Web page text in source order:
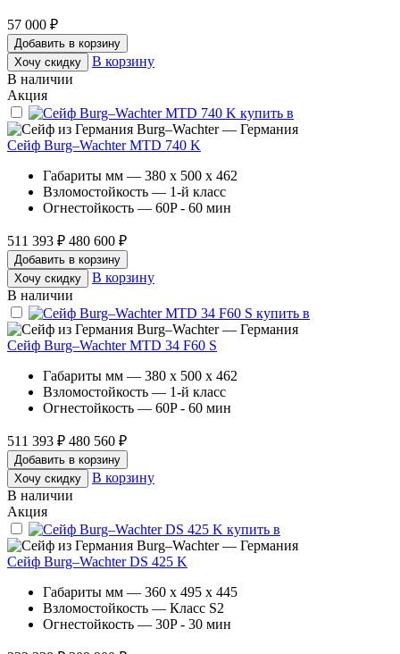
57 000 ₽
Добавить в корзину
Хочу скидку
В корзину
В наличии
Акция
Burg–Wachter — Германия
Сейф Burg–Wachter MTD 740 K
Габариты мм — 380 x 500 x 462
Взломостойкость — 1-й класс
Огнестойкость — 60P - 60 мин
511 393 ₽ 480 600 ₽
Добавить в корзину
Хочу скидку
В корзину
В наличии
Burg–Wachter — Германия
Сейф Burg–Wachter MTD 34 F60 S
Габариты мм — 380 x 500 x 462
Взломостойкость — 1-й класс
Огнестойкость — 60P - 60 мин
511 393 ₽ 480 560 ₽
Добавить в корзину
Хочу скидку
В корзину
В наличии
Акция
Burg–Wachter — Германия
Сейф Burg–Wachter DS 425 K
Габариты мм — 360 x 495 x 445
Взломостойкость — Класс S2
Огнестойкость — 30P - 30 мин